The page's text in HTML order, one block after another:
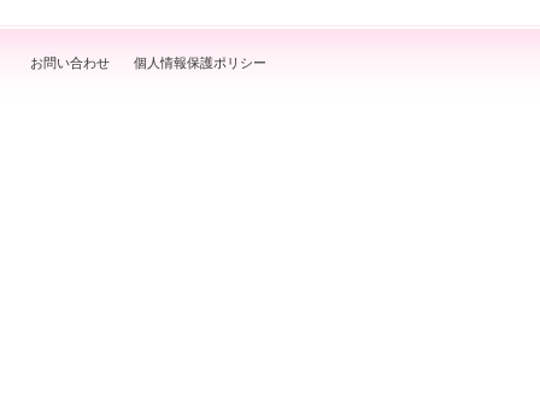
お問い合わせ 個人情報保護ポリシー